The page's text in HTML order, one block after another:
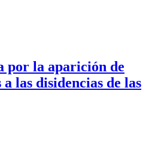
por la aparición de
las disidencias de las